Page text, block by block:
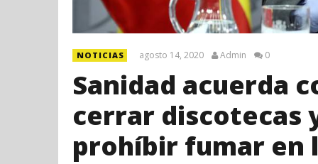
NOTICIAS agosto 14, 2020 Admin 0
Sanidad acuerda
cerrar discotecas
prohíbir fumar en